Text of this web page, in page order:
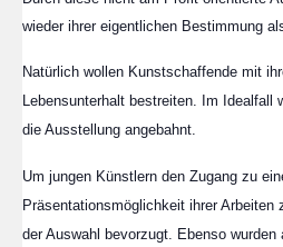
wieder ihrer eigentlichen Bestimmung
Natürlich wollen Kunstschaffende mit
Lebensunterhalt bestreiten. Im Idealfall
die Ausstellung angebahnt.
Um jungen Künstlern den Zugang zu
Präsentationsmöglichkeit ihrer Arbeiten
der Auswahl bevorzugt. Ebenso